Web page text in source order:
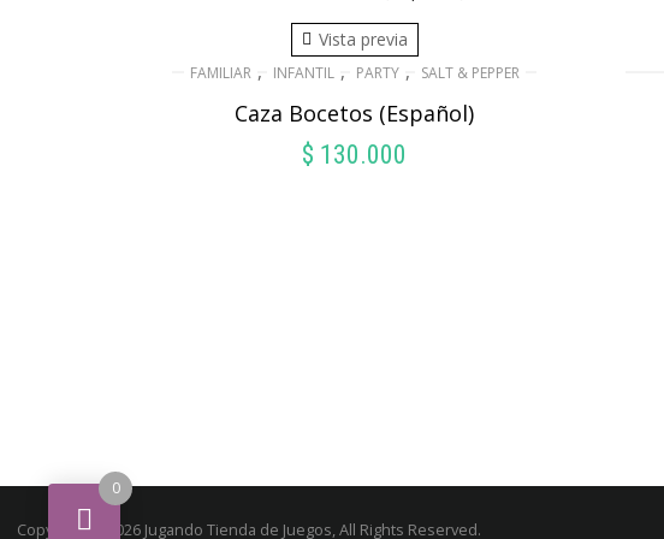
Vista previa
FAMILIAR , INFANTIL , PARTY , SALT & PEPPER
Caza Bocetos (Español)
$ 130.000
Copyright © 2026 Jugando Tienda de Juegos, All Rights Reserved.
0